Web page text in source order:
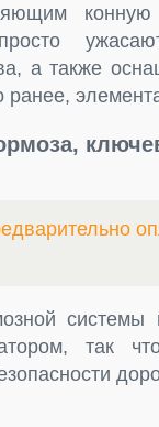
а также
ранее,
так